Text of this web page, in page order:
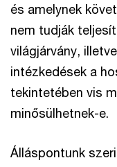
és amelynek
nem tudják
világjárvány,
intézkedések a
tekintetében vis
minősülhetnek-e.
Álláspontunk